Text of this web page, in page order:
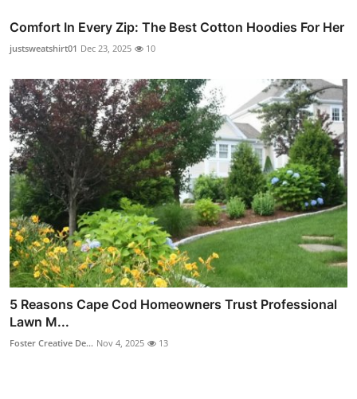
Comfort In Every Zip: The Best Cotton Hoodies For Her
justsweatshirt01 Dec 23, 2025 10
5 Reasons Cape Cod Homeowners Trust Professional
Lawn M...
Foster Creative De... Nov 4, 2025 13